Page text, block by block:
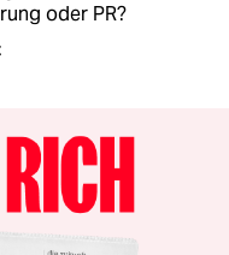
oder PR?